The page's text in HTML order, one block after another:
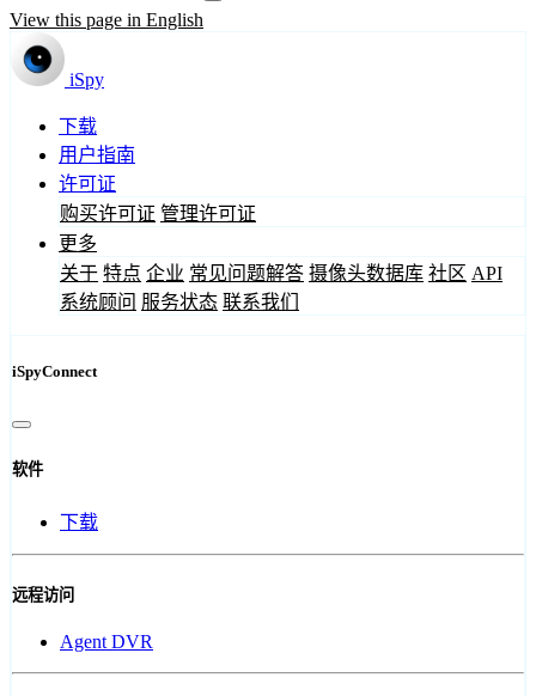
View this page in English
iSpy
下载
用户指南
许可证
购买许可证 管理许可证
更多
关于 特点 企业 常见问题解答 摄像头数据库 社区 API
系统顾问 服务状态 联系我们
iSpyConnect
软件
下载
远程访问
Agent DVR